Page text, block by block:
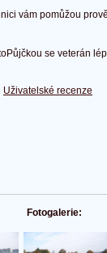
vám pomůžou
se veterán
Uživatelské recenze
Fotogalerie: